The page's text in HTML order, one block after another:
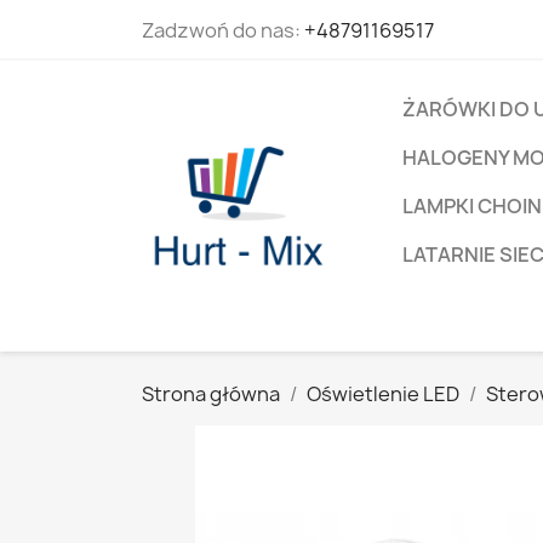
Zadzwoń do nas: +48791169517
ŻARÓWKI DO
HALOGENY
LAMPKI
LATARNIE
Strona główna Oświetlenie LED